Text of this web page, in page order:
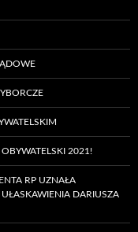
2021!
RP UZNAŁA
DARIUSZA